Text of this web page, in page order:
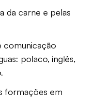
da carne e pelas
comunicação
polaco, inglês,
formações em